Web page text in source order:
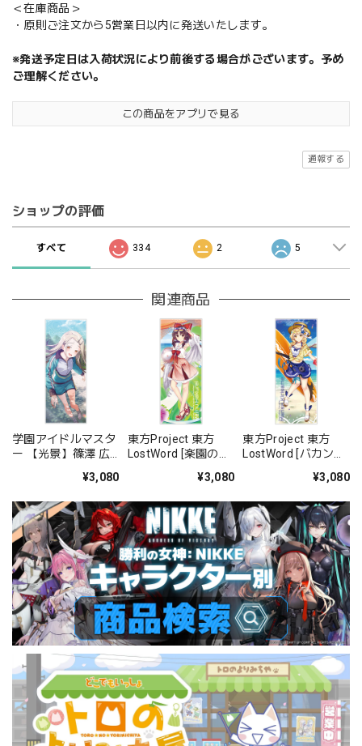
＜在庫商品＞
・原則ご注文から5営業日以内に発送いたします。
※発送予定日は入荷状況により前後する場合がございます。予め
ご理解ください。
この商品をアプリで見る
通報する
ショップの評価
すべて 334 2 5
関連商品
学園アイドルマスタ
ー 【光景】篠澤 広
¥3,080
東方Project 東方
LostWord [楽園の有
ハイブリッドフェイ
¥3,080
東方Project 東方
LostWord [バカンス
理沙 ハイブリッドフ
¥3,080